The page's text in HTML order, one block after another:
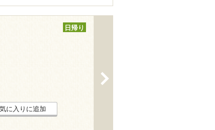
日帰り
に入りに追加